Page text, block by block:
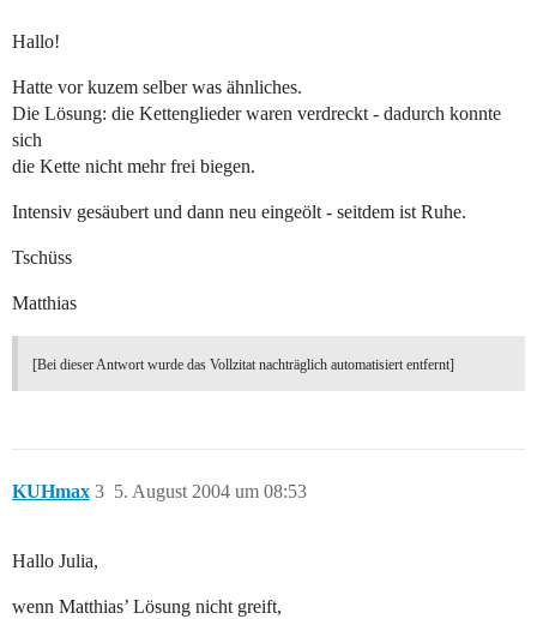
Hallo!
Hatte vor kuzem selber was ähnliches.
Die Lösung: die Kettenglieder waren verdreckt - dadurch konnte
sich
die Kette nicht mehr frei biegen.
Intensiv gesäubert und dann neu eingeölt - seitdem ist Ruhe.
Tschüss
Matthias
[Bei dieser Antwort wurde das Vollzitat nachträglich automatisiert entfernt]
KUHmax 5. August 2004 um 08:53
3
Hallo Julia,
wenn Matthias’ Lösung nicht greift,